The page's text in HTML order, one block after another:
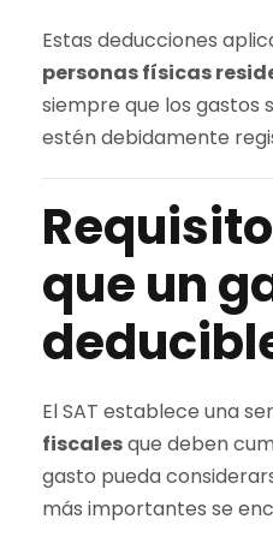
Estas deducciones
personas físicas
siempre que los gastos
estén debidamente
que un
El SAT establece una
fiscalesque deben
gasto pueda
más importantes se